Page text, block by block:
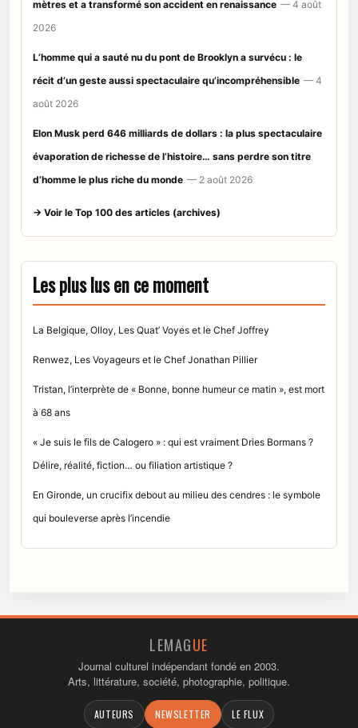
mètres et a transformé son accident en renaissance — 4 août
2026
L’homme qui a sauté nu du pont de Brooklyn a survécu : le
récit d’un geste aussi spectaculaire qu’incompréhensible — 4
août 2026
Elon Musk perd 646 milliards de dollars : la plus spectaculaire
évaporation de richesse de l’histoire… sans perdre son titre
d’homme le plus riche du monde — 2 août 2026
→ Voir le Top 100 des articles (archives)
Les plus lus en ce moment
La Belgique, Olloy, Les Quat’ Voyes et le Chef Joffrey
Renwez, Les Voyageurs et le Chef Jonathan Pillier
Tristan, l’interprète de « Bonne, bonne humeur ce matin », est mort
à 68 ans
« Je suis le fils de Calogero » : qui est vraiment Dries Bormans ?
Délire, réalité, fiction… ou filiation artistique ?
En Gironde, un crucifix debout au milieu des cendres : le symbole
qui bouleverse après l’incendie
LEMAGUE
Journal culturel indépendant fondé en 2003.
Arts, littérature, société, photographie, politique.
AUTEURS NEWSLETTER LE FLUX